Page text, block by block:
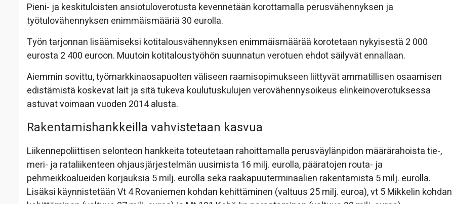
Pieni- ja keskituloisten ansiotuloverotusta kevennetään korottamalla perusvähennyksen ja
työtulovähennyksen enimmäismääriä 30 eurolla.
Työn tarjonnan lisäämiseksi kotitalousvähennyksen enimmäismäärää korotetaan nykyisestä 2 000
eurosta 2 400 euroon. Muutoin kotitaloustyöhön suunnatun verotuen ehdot säilyvät ennallaan.
Aiemmin sovittu, työmarkkinaosapuolten väliseen raamisopimukseen liittyvät ammatillisen osaamisen
edistämistä koskevat lait ja sitä tukeva koulutuskulujen verovähennysoikeus elinkeinoverotuksessa
astuvat voimaan vuoden 2014 alusta.
Rakentamishankkeilla vahvistetaan kasvua
Liikennepoliittisen selonteon hankkeita toteutetaan rahoittamalla perusväylänpidon määrärahoista tie-,
meri- ja rataliikenteen ohjausjärjestelmän uusimista 16 milj. eurolla, pääratojen routa- ja
pehmeikköalueiden korjauksia 5 milj. eurolla sekä raakapuuterminaalien rakentamista 5 milj. eurolla.
Lisäksi käynnistetään Vt 4 Rovaniemen kohdan kehittäminen (valtuus 25 milj. euroa), vt 5 Mikkelin kohdan